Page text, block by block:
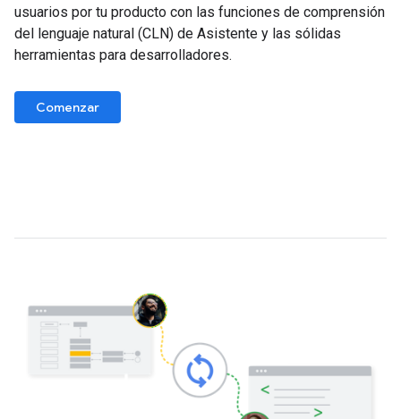
usuarios por tu producto con las funciones de comprensión
del lenguaje natural (CLN) de Asistente y las sólidas
herramientas para desarrolladores.
Comenzar